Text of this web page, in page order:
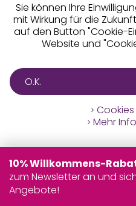
Sie können Ihre
mit Wirkung für die
auf den Button "Cookie-
Website und
O.K.
Mehr
10% Willkommens-
zum Newsletter an und
Angebote!